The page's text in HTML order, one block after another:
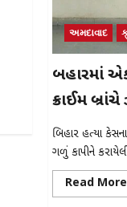
અમદાવાદ
બિહારમાં
ક્રાઈમ
બિહાર હત્યા
ગળું કાપીને
Read More